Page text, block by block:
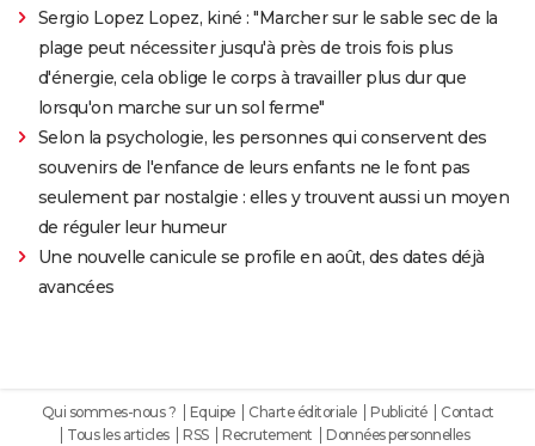
Sergio Lopez Lopez, kiné : "Marcher sur le sable sec de la
plage peut nécessiter jusqu'à près de trois fois plus
d'énergie, cela oblige le corps à travailler plus dur que
lorsqu'on marche sur un sol ferme"
Selon la psychologie, les personnes qui conservent des
souvenirs de l'enfance de leurs enfants ne le font pas
seulement par nostalgie : elles y trouvent aussi un moyen
de réguler leur humeur
Une nouvelle canicule se profile en août, des dates déjà
avancées
Qui sommes-nous ? Equipe Charte éditoriale Publicité
Contact
Tous les articles
RSS Recrutement Données personnelles